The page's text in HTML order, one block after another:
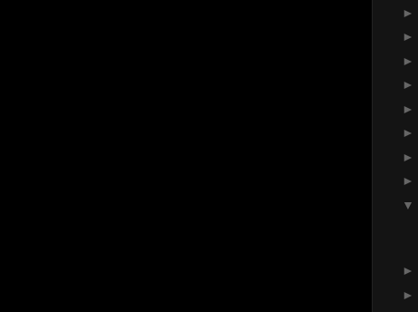
►
►
►
►
►
►
►
►
▼
►
►